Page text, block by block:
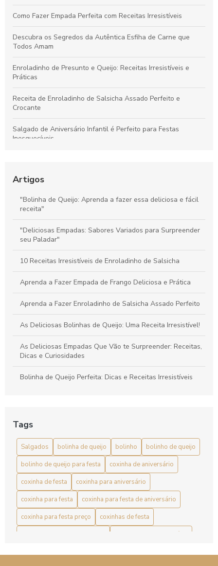
Como Fazer Empada Perfeita com Receitas Irresistíveis
Descubra os Segredos da Autêntica Esfiha de Carne que
Todos Amam
Enroladinho de Presunto e Queijo: Receitas Irresistíveis e
Práticas
Receita de Enroladinho de Salsicha Assado Perfeito e
Crocante
Salgado de Aniversário Infantil é Perfeito para Festas
Inesquecíveis
Coxinhas de Frango para Festa: Delícias que Encantam Seus
Convidados
Artigos
"Bolinha de Queijo: Aprenda a fazer essa deliciosa e fácil
receita"
"Deliciosas Empadas: Sabores Variados para Surpreender
seu Paladar"
10 Receitas Irresistíveis de Enroladinho de Salsicha
Aprenda a Fazer Empada de Frango Deliciosa e Prática
Aprenda a Fazer Enroladinho de Salsicha Assado Perfeito
As Deliciosas Bolinhas de Queijo: Uma Receita Irresistível!
As Deliciosas Empadas Que Vão te Surpreender: Receitas,
Dicas e Curiosidades
Bolinha de Queijo Perfeita: Dicas e Receitas Irresistíveis
Bolinha de Queijo: Aprenda a Fazer Essa Delícia de Forma
Simples
Bolinha de Queijo: Delícia Crocante e Cremosa
Bolinha de Queijo: Receita Fácil e Deliciosa
Bolinha de Queijo: Receita Irresistível para Petiscos
Perfeitos
Bolinho de Queijo Caseiro: Aprenda a Fazer o Melhor
Tags
Salgados bolinha de queijo bolinho
bolinho de queijo
bolinho de queijo para festa
coxinha de aniversário
coxinha de festa
coxinha para aniversário
coxinha para festa
coxinha para festa de aniversário
coxinha para festa preço
coxinhas de festa
coxinhas para aniversário